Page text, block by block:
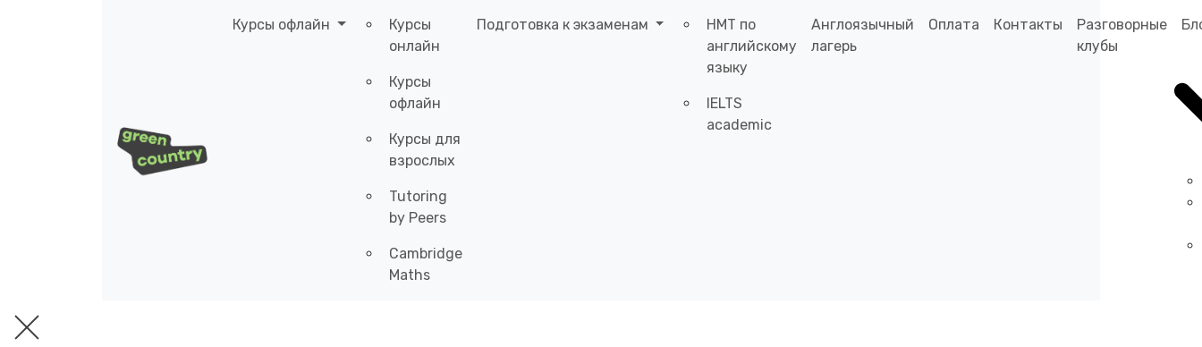
Курсы офлайн
Курсы
онлайн
Курсы
офлайн
Курсы для
взрослых
Tutoring
by Peers
Cambridge
Maths
Подготовка к экзаменам
НМТ по
английскому
языку
IELTS
academic
Англоязычный
лагерь
Оплата Контакты
Разговорные
клубы